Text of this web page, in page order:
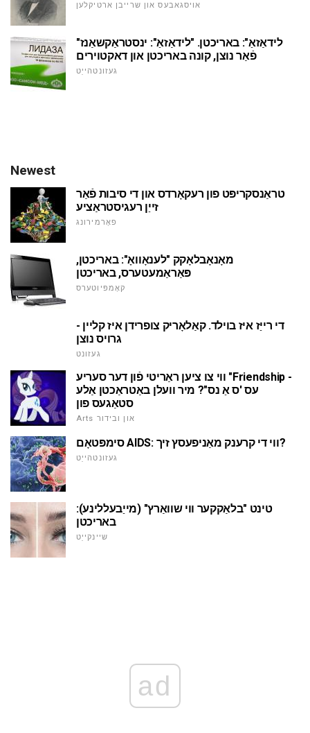
אויסגאבעס און שרייבן ארטיקלען
"לידאַזאַ": באריכטן. "לידאַזאַ": ינסטראַקשאַנז
פֿאַר נוצן, קונה באריכטן און דאקטוירים
געזונטהייַט
Newest
טראַנסקריפּט פון רעקאָרדס און די סיבות פֿאַר
זייַן רעגיסטראַציע
פאָרמירונג
מאָנאָבלאָקק "לענאָוואָ": באריכטן,
פּאַראַמעטערס, באריכטן
קאָמפּיוטערס
די רייַז איז בוילד. קאַלאָריק צופרידן איז קליין -
גרויס נוצן
געזונט
ווי צו ציען ראַריטי פֿון דער סעריע "Friendship -
עס 'ס אַ נס"? מיר וועלן באַטראַכטן אַלע
סטאַגעס פון
Arts און ובידור
סימפּטאָם AIDS: ווי די קרענק מאַניפעסץ זיך?
געזונטהייַט
טינט "בלאַקקער ווי שוואַרץ" (מייַבעללינע):
באריכטן
שיינקייַט
ad